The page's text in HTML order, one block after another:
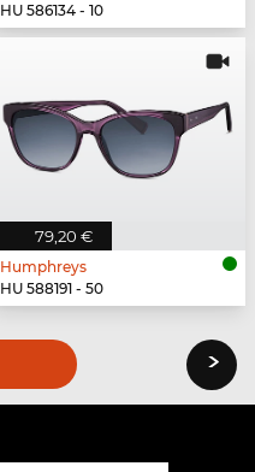
HU 586134 - 10
79,20 €
Humphreys
HU 588191 - 50
›